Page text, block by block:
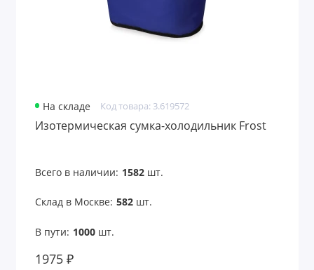
На складе Код товара: 3.619572
Изотермическая сумка-холодильник Frost
Всего в наличии: 1582шт.
Склад в Москве: 582шт.
В пути: 1000шт.
1975 ₽